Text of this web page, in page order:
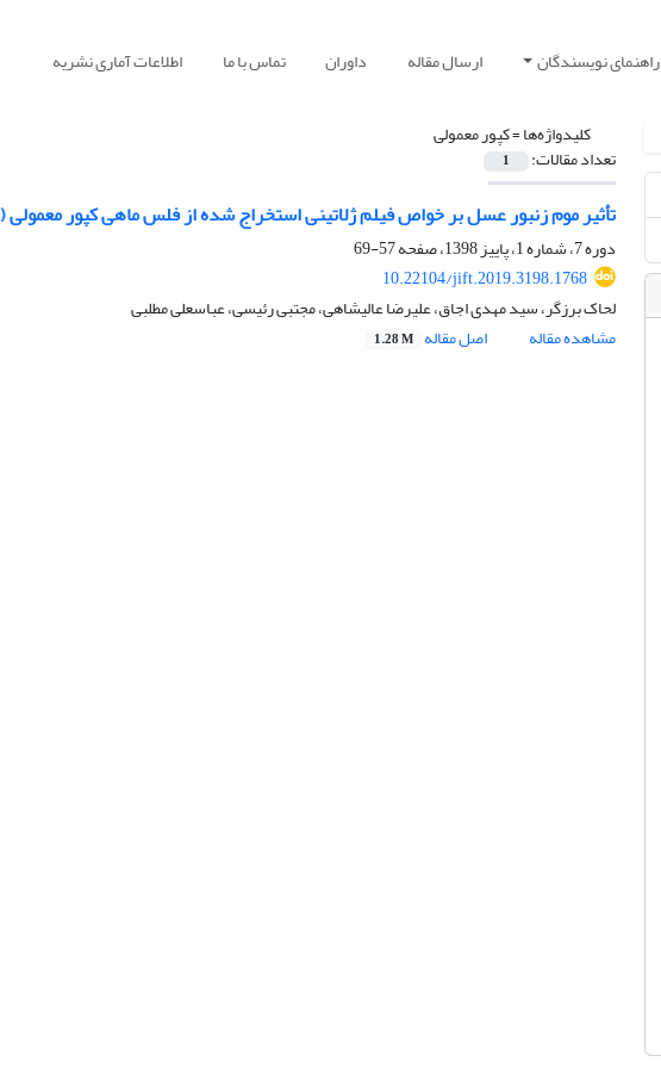
راهنمای نویسندگان ارسال مقاله داوران تماس با ما اطلاعات آماری نشریه
کلیدواژه‌ها =کپور معمولی
تعداد مقالات: 1
تأثیر موم زنبور عسل بر خواص فیلم ژلاتینی استخراج شده از فلس ماهی کپور معمولی (Cyprinus carpio)
دوره 7، شماره 1، پاییز 1398، صفحه
57-69
10.22104/jift.2019.3198.1768
لحاک برزگر، سید مهدی اجاق، علیرضا عالیشاهی، مجتبی رئیسی، عباسعلی مطلبی
مشاهده مقاله
اصل مقاله 1.28 M